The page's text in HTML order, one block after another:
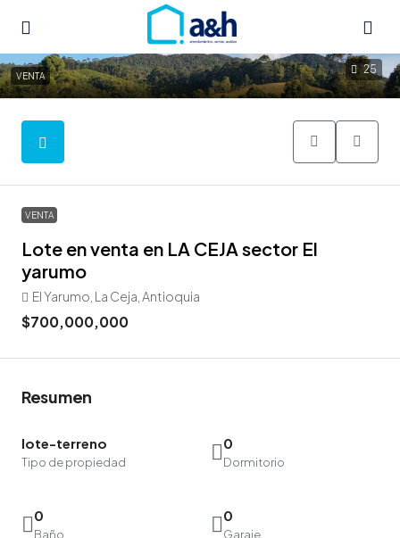
25
VENTA
VENTA
Lote en venta en LA CEJA sector El
yarumo
El Yarumo, La Ceja, Antioquia
$700,000,000
Resumen
lote-terreno
Tipo de propiedad
0
Dormitorio
0
Baño
0
Garaje